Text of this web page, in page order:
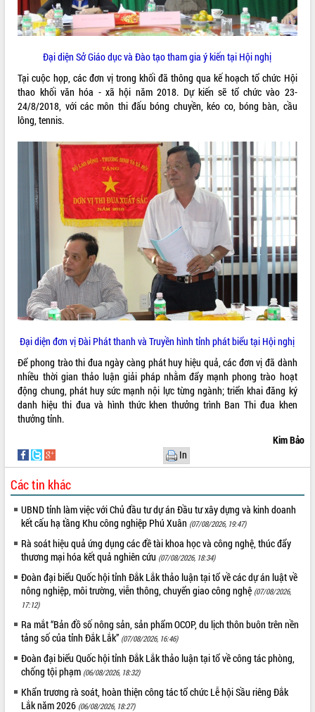
Thứ trưởng Bộ Nông nghiệp và Môi
trường Nguyễn Hoàng Hiệp khảo sát
vùng trồng và doanh nghiệp đóng gói
sầu riêng tại Đắk Lắk
Trình diễn nghệ thuật chế biến các
món ăn từ sầu riêng
Đắk Lắk công bố Quy hoạch và xúc
tiến đầu tư tỉnh
ứng để giữ vững thị trường xuất khẩu
Diễn đàn Kinh tế tư nhân Việt Nam đột
phá cơ chế - Hợp tác công tư
Đề án 06 tạo bước ngoặt đột phá trong
cải cách hành chính tỉnh Đắk Lắk
Kết nối tour, đẩy mạnh chuyển đổi số
để phát triển du lịch Đắk Lắk
Khởi động Dự án Đầu tư xây dựng hạ
tầng kỹ thuật Cụm công nghiệp Tân
Gặp mặt các cơ quan báo chí nhân Kỷ
niệm 101 năm Ngày Báo chí Cách
mạng Việt Nam
hiện Đề án 06 của Chính phủ
Họp báo thông tin về Hội nghị Công bố
Quy hoạch và Xúc tiến đầu tư tỉnh Đắk
Lắk
HĐND tỉnh thông qua điều chỉnh Quy
Hội thảo góp ý hồ sơ điều chỉnh quy
hoạch tỉnh Đắk Lắk thời kỳ 2021-2030,
tầm nhìn đến năm 2050
Nâng cao hiệu quả hoạt động của các
doanh nghiệp nhà nước
Hội nghị triển khai kết nối mạng
truyền số liệu chuyên dùng phục vụ cơ
quan Đảng, Nhà nước
Lễ phát động chuỗi hoạt động chung
tay làm sạch môi trường
Xã Ea Kar bước chuyển mình trong
công tác cải cách hành chính mô hình
mới
UBND tỉnh họp báo định kỳ tháng 4
năm 2026
Đại diện Sở Giáo dục và Đào tạo tham gia ý kiến tại Hội nghị
Tại cuộc họp, các đơn vị trong khối đã thông qua kế hoạch tổ chức Hội
thao khối văn hóa - xã hội năm 2018. Dự kiến sẽ tổ chức vào 23-
24/8/2018, với các môn thi đấu bóng chuyền, kéo co, bóng bàn, cầu
lông, tennis.
Đại diện đơn vị Đài Phát thanh và Truyền hình tỉnh phát biểu tại Hội nghị
Để phong trào thi đua ngày càng phát huy hiệu quả, các đơn vị đã dành
nhiều thời gian thảo luận giải pháp nhằm đẩy mạnh phong trào hoạt
động chung, phát huy sức mạnh nội lực từng ngành; triển khai đăng ký
danh hiệu thi đua và hình thức khen thưởng trình Ban Thi đua khen
thưởng tỉnh.
Kim Bảo
In
Các tin khác
UBND tỉnh làm việc với Chủ đầu tư dự án Đầu tư xây dựng và kinh doanh
kết cấu hạ tầng Khu công nghiệp Phú Xuân (07/08/2026, 19:47)
Rà soát hiệu quả ứng dụng các đề tài khoa học và công nghệ, thúc đẩy
thương mại hóa kết quả nghiên cứu (07/08/2026, 18:34)
Đoàn đại biểu Quốc hội tỉnh Đắk Lắk thảo luận tại tổ về các dự án luật về
nông nghiệp, môi trường, viễn thông, chuyển giao công nghệ (07/08/2026,
17:12)
Ra mắt “Bản đồ số nông sản, sản phẩm OCOP, du lịch thôn buôn trên nền
tảng số của tỉnh Đắk Lắk” (07/08/2026, 16:46)
Đoàn đại biểu Quốc hội tỉnh Đắk Lắk thảo luận tại tổ về công tác phòng,
chống tội phạm (06/08/2026, 18:32)
Khẩn trương rà soát, hoàn thiện công tác tổ chức Lễ hội Sầu riêng Đắk
Lắk năm 2026 (06/08/2026, 18:27)